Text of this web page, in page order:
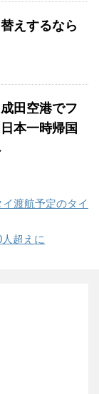
えするなら
田空港でフ
本一時帰国
渡航予定のタイ
超えに